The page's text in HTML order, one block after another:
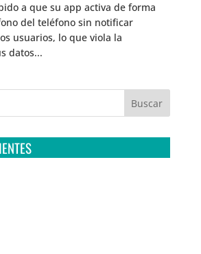
a que su app activa de forma
del teléfono sin notificar
usuarios, lo que viola la
datos...